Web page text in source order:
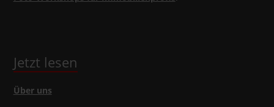
Jetzt lesen
Über uns